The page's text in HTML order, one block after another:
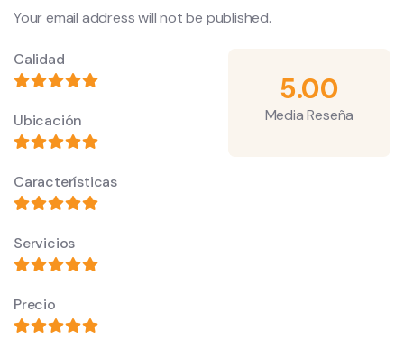
Your email address will not be published.
Calidad
Ubicación
Características
Servicios
Precio
5.00
Media Reseña